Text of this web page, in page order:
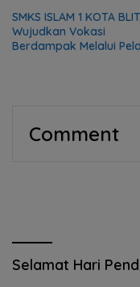
SMKS ISLAM 1 KOTA
Wujudkan Vokasi
Berdampak Melalui
Comment
Selamat Hari